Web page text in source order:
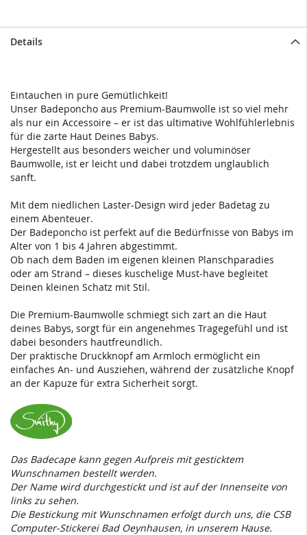
Details
Eintauchen in pure Gemütlichkeit!
Unser Badeponcho aus Premium-Baumwolle ist so viel mehr
als nur ein Accessoire – er ist das ultimative Wohlfühlerlebnis
für die zarte Haut Deines Babys.
Hergestellt aus besonders weicher und voluminöser
Baumwolle, ist er leicht und dabei trotzdem unglaublich
sanft.
Mit dem niedlichen Laster-Design wird jeder Badetag zu
einem Abenteuer.
Der Badeponcho ist perfekt auf die Bedürfnisse von Babys im
Alter von 1 bis 4 Jahren abgestimmt.
Ob nach dem Baden im eigenen kleinen Planschparadies
oder am Strand – dieses kuschelige Must-have begleitet
Deinen kleinen Schatz mit Stil.
Die Premium-Baumwolle schmiegt sich zart an die Haut
deines Babys, sorgt für ein angenehmes Tragegefühl und ist
dabei besonders hautfreundlich.
Der praktische Druckknopf am Armloch ermöglicht ein
einfaches An- und Ausziehen, während der zusätzliche Knopf
an der Kapuze für extra Sicherheit sorgt.
Das Badecape kann gegen Aufpreis mit gesticktem
Wunschnamen bestellt werden.
Der Name wird durchgestickt und ist auf der Innenseite von
links zu sehen.
Die Bestickung mit Wunschnamen erfolgt durch uns, die CSB
Computer-Stickerei Bad Oeynhausen, in unserem Hause.